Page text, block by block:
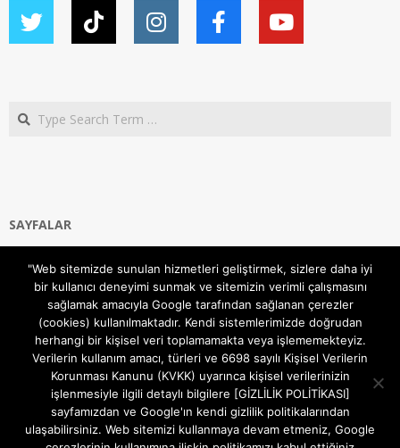
Search
SAYFALAR
Gizlilik ve Çerezler (Cookies) Politikası
Hakkımızda
İletişim Kanalları
MODEM KURULUM
TEKNİK DESTEK
TELEVİZYON SİSTEMLERİ
"Web sitemizde sunulan hizmetleri geliştirmek, sizlere daha iyi
bir kullanıcı deneyimi sunmak ve sitemizin verimli çalışmasını
sağlamak amacıyla Google tarafından sağlanan çerezler
(cookies) kullanılmaktadır. Kendi sistemlerimizde doğrudan
herhangi bir kişisel veri toplamamakta veya işlememekteyiz.
Verilerin kullanım amacı, türleri ve 6698 sayılı Kişisel Verilerin
Korunması Kanunu (KVKK) uyarınca kişisel verilerinizin
işlenmesiyle ilgili detaylı bilgilere [GİZLİLİK POLİTİKASI]
sayfamızdan ve Google'ın kendi gizlilik politikalarından
ulaşabilirsiniz. Web sitemizi kullanmaya devam etmeniz, Google